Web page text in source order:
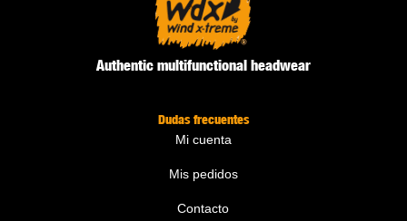
Authentic multifunctional headwear
Dudas frecuentes
Mi cuenta
Mis pedidos
Contacto